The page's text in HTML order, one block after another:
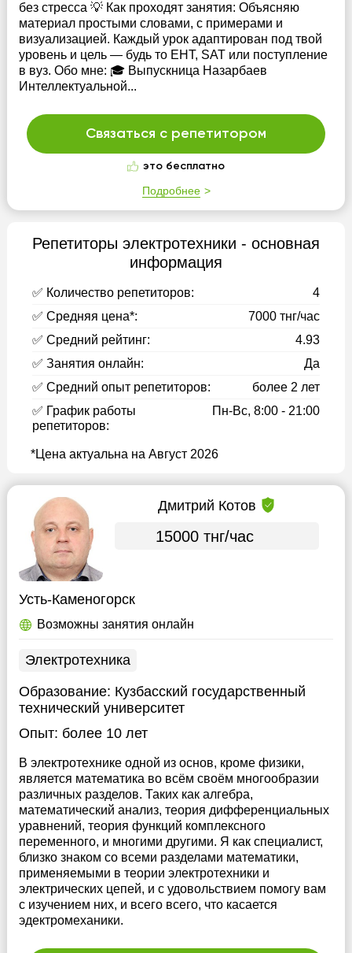
без стресса 💡 Как проходят занятия: Объясняю
материал простыми словами, с примерами и
визуализацией. Каждый урок адаптирован под твой
уровень и цель — будь то ЕНТ, SAT или поступление
в вуз. Обо мне: 🎓 Выпускница Назарбаев
Интеллектуальной...
Связаться с репетитором
это бесплатно
Подробнее
Репетиторы электротехники - основная
информация
✅ Количество репетиторов:
4
✅ Средняя цена*:
7000 тнг/час
✅ Средний рейтинг:
4.93
✅ Занятия онлайн:
Да
✅ Средний опыт репетиторов:
более 2 лет
✅ График работы
репетиторов:
Пн-Вс, 8:00 - 21:00
*Цена актуальна на Август 2026
Дмитрий Котов
15000 тнг/час
Усть-Каменогорск
Возможны занятия онлайн
Электротехника
Образование: Кузбасский государственный
технический университет
Опыт: более 10 лет
В электротехнике одной из основ, кроме физики,
является математика во всём своём многообразии
различных разделов. Таких как алгебра,
математический анализ, теория дифференциальных
уравнений, теория функций комплексного
переменного, и многими другими. Я как специалист,
близко знаком со всеми разделами математики,
применяемыми в теории электротехники и
электрических цепей, и с удовольствием помогу вам
с изучением них, и всего всего, что касается
эдектромеханики.